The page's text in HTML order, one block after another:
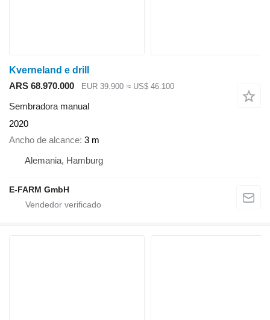
Kverneland e drill
ARS 68.970.000
EUR 39.900 ≈ US$ 46.100
Sembradora manual
2020
Ancho de alcance 3 m
Alemania, Hamburg
E-FARM GmbH